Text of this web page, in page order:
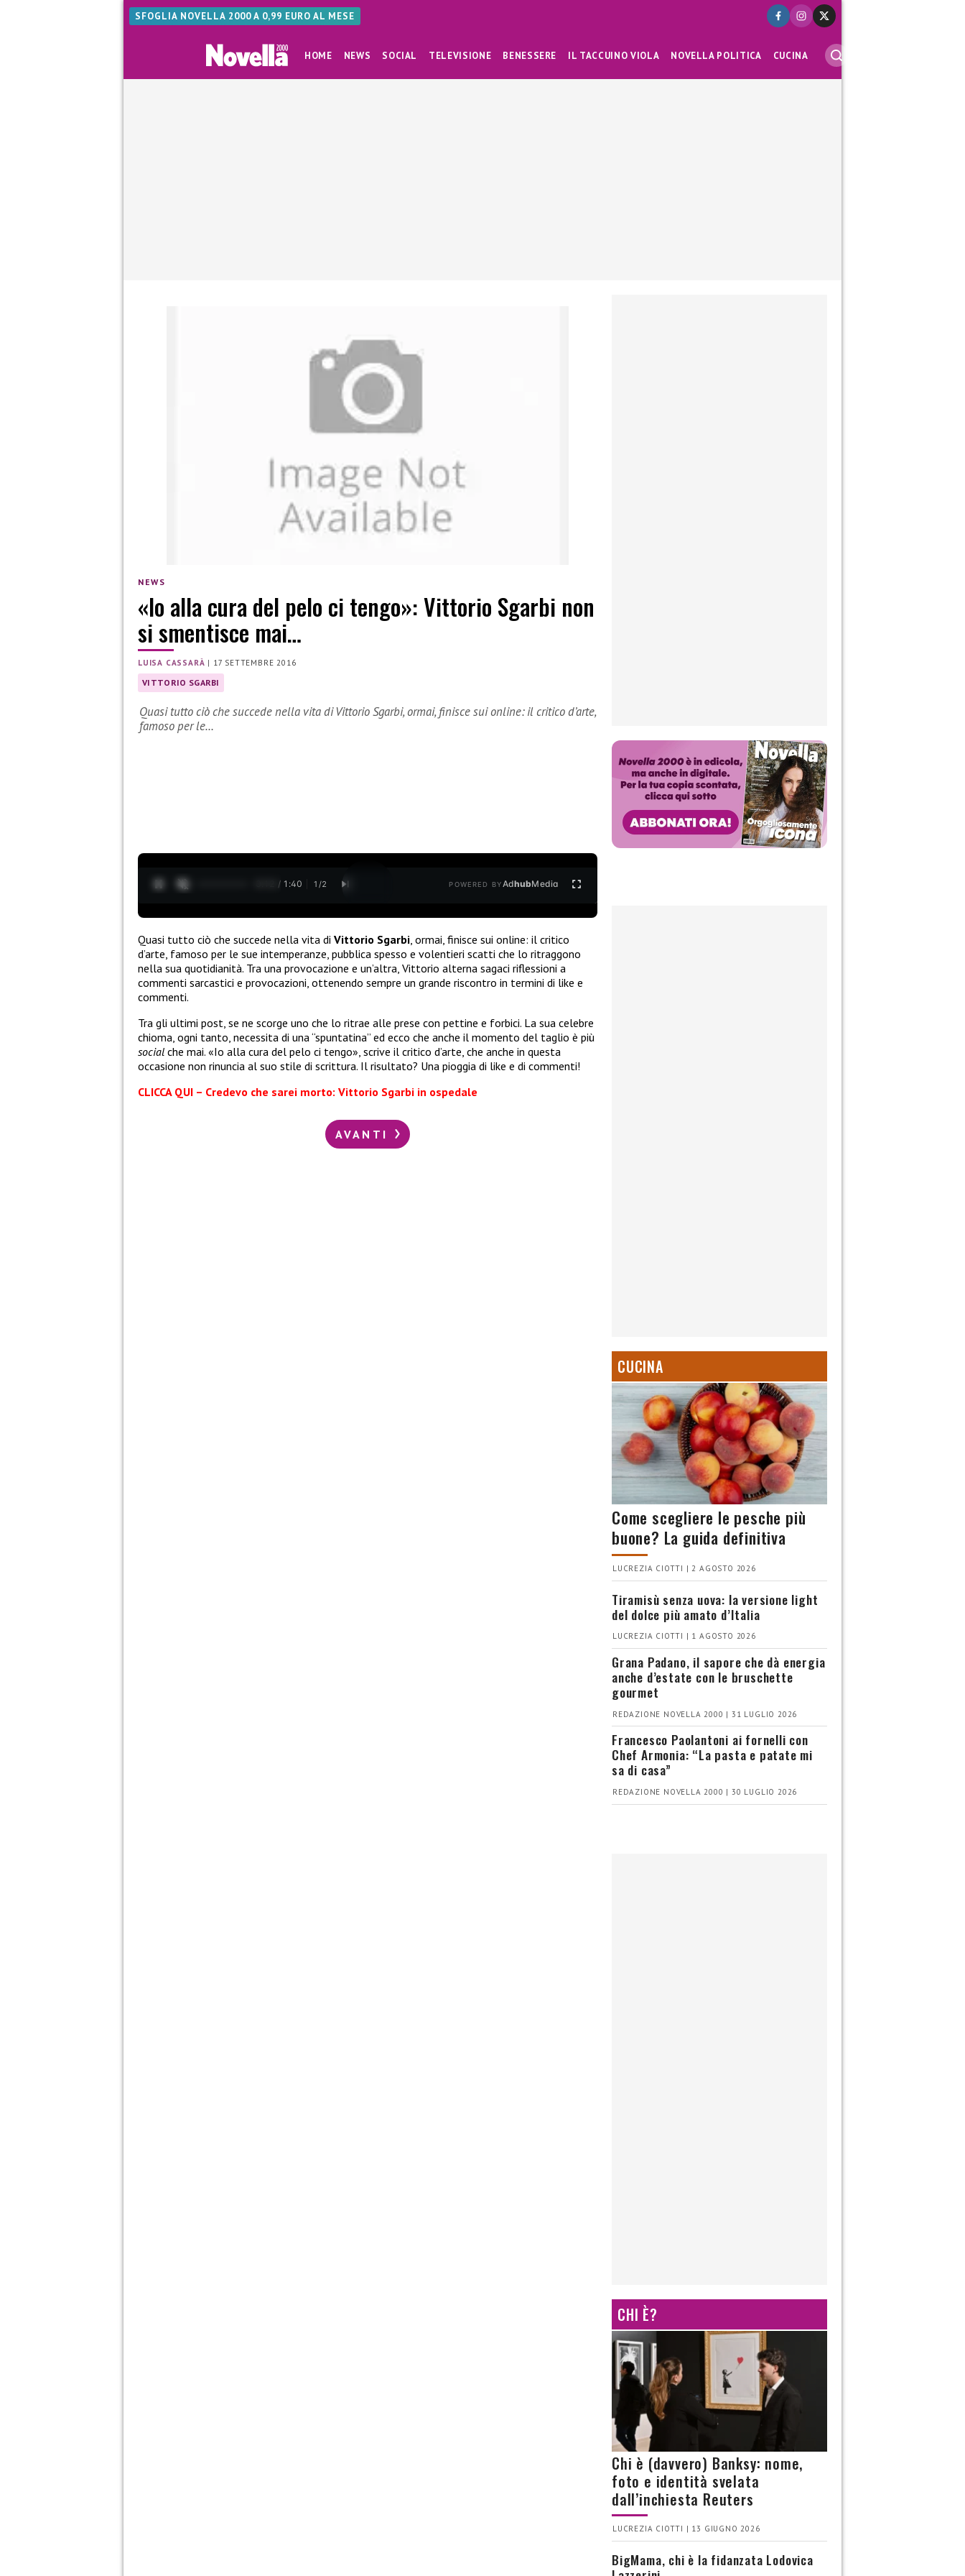
SFOGLIA NOVELLA 2000 A 0,99 EURO AL MESE
HOME NEWS SOCIAL TELEVISIONE BENESSERE IL TACCUINO VIOLA NOVELLA POLITICA CUCINA
NEWS
«Io alla cura del pelo ci tengo»: Vittorio Sgarbi non
si smentisce mai…
LUISA CASSARÀ | 17 SETTEMBRE 2016
VITTORIO SGARBI
Quasi tutto ciò che succede nella vita di Vittorio Sgarbi, ormai, finisce sui online: il critico d’arte,
famoso per le…
0:13 / 1:40 1 /2 POWERED BYAdhubMedia
Quasi tutto ciò che succede nella vita di Vittorio Sgarbi , ormai, finisce sui online: il critico
d’arte, famoso per le sue intemperanze, pubblica spesso e volentieri scatti che lo ritraggono
nella sua quotidianità. Tra una provocazione e un’altra, Vittorio alterna sagaci riflessioni a
commenti sarcastici e provocazioni, ottenendo sempre un grande riscontro in termini di like e
commenti.
Tra gli ultimi post, se ne scorge uno che lo ritrae alle prese con pettine e forbici. La sua celebre
chioma, ogni tanto, necessita di una “spuntatina” ed ecco che anche il momento del taglio è più
social che mai. «Io alla cura del pelo ci tengo», scrive il critico d’arte, che anche in questa
occasione non rinuncia al suo stile di scrittura. Il risultato? Una pioggia di like e di commenti!
CLICCA QUI – Credevo che sarei morto: Vittorio Sgarbi in ospedale
AVANTI
CUCINA
Come scegliere le pesche più
buone? La guida definitiva
LUCREZIA CIOTTI | 2 AGOSTO 2026
Tiramisù senza uova: la versione light
del dolce più amato d’Italia
LUCREZIA CIOTTI | 1 AGOSTO 2026
Grana Padano, il sapore che dà energia
anche d’estate con le bruschette
gourmet
REDAZIONE NOVELLA 2000 | 31 LUGLIO 2026
Francesco Paolantoni ai fornelli con
Chef Armonia: “La pasta e patate mi
sa di casa”
REDAZIONE NOVELLA 2000 | 30 LUGLIO 2026
CHI È?
Chi è (davvero) Banksy: nome,
foto e identità svelata
dall’inchiesta Reuters
LUCREZIA CIOTTI | 13 GIUGNO 2026
BigMama, chi è la fidanzata Lodovica